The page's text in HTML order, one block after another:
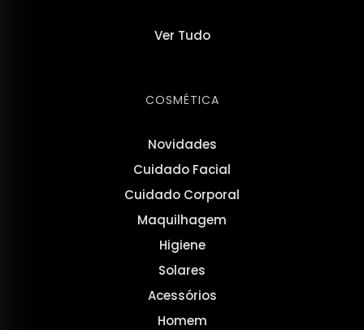
Ver Tudo
COSMÉTICA
Novidades
Cuidado Facial
Cuidado Corporal
Maquilhagem
Higiene
Solares
Acessórios
Homem